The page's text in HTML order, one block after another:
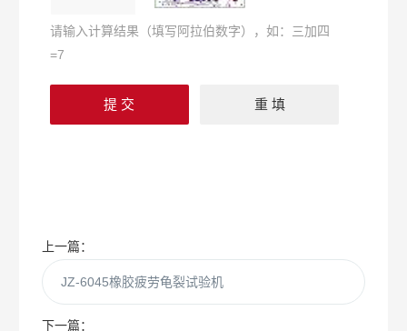
请输入计算结果（填写阿拉伯数字），如：三加四
=7
上一篇：
JZ-6045橡胶疲劳龟裂试验机
下一篇：